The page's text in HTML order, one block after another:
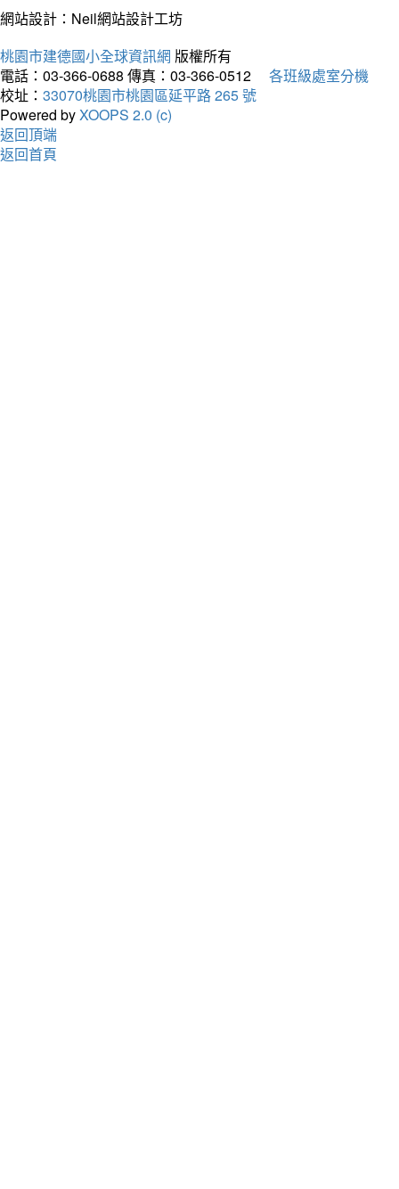
網站設計：Neil網站設計工坊
桃園市建德國小全球資訊網 版權所有
電話：03-366-0688 傳真：03-366-0512
各班級處室分機
校址： 33070桃園市桃園區延平路 265 號
Powered byXOOPS 2.0 (c)
返回頂端
返回首頁